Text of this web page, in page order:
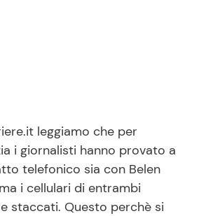
leggiamo che per
i giornalisti hanno provato a
telefonico sia con Belen
i cellulari di entrambi
staccati. Questo perchè si